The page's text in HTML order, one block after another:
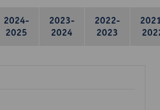
2024-
2025
2023-
2024
2022-
2023